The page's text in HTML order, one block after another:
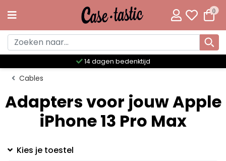
0
14 dagen bedenktijd
Cables
Adapters voor jouw Apple
iPhone 13 Pro Max
Kies je toestel